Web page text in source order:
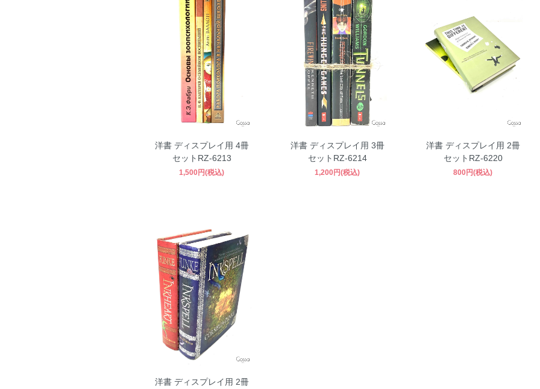
洋書 ディスプレイ用 4冊
セットRZ-6213
1,500円(税込)
洋書 ディスプレイ用 3冊
セットRZ-6214
1,200円(税込)
洋書 ディスプレイ用 2冊
セットRZ-6220
800円(税込)
洋書 ディスプレイ用 2冊